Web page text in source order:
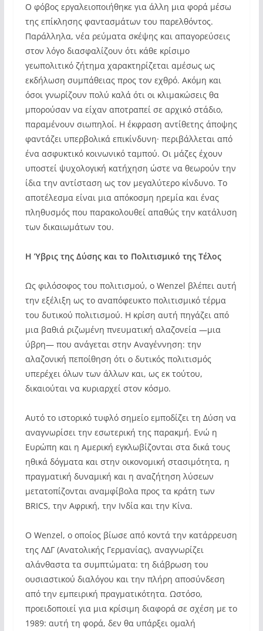
Ο φόβος εργαλειοποιήθηκε για άλλη μια φορά μέσω
της επίκλησης φαντασμάτων του παρελθόντος.
Παράλληλα, νέα ρεύματα σκέψης και απαγορεύσεις
στον λόγο διασφαλίζουν ότι κάθε κρίσιμο
γεωπολιτικό ζήτημα χαρακτηρίζεται αμέσως ως
εκδήλωση συμπάθειας προς τον εχθρό. Ακόμη και
όσοι γνωρίζουν πολύ καλά ότι οι κλιμακώσεις θα
μπορούσαν να είχαν αποτραπεί σε αρχικό στάδιο,
παραμένουν σιωπηλοί. Η έκφραση αντίθετης άποψης
φαντάζει υπερβολικά επικίνδυνη· περιβάλλεται από
ένα ασφυκτικό κοινωνικό ταμπού. Οι μάζες έχουν
υποστεί ψυχολογική κατήχηση ώστε να θεωρούν την
ίδια την αντίσταση ως τον μεγαλύτερο κίνδυνο. Το
αποτέλεσμα είναι μια απόκοσμη ηρεμία και ένας
πληθυσμός που παρακολουθεί απαθώς την κατάλυση
των δικαιωμάτων του.
Η Ύβρις της Δύσης και το Πολιτισμικό της Τέλος
Ως φιλόσοφος του πολιτισμού, ο Wenzel βλέπει αυτή
την εξέλιξη ως το αναπόφευκτο πολιτισμικό τέρμα
του δυτικού πολιτισμού. Η κρίση αυτή πηγάζει από
μια βαθιά ριζωμένη πνευματική αλαζονεία —μια
ύβρη— που ανάγεται στην Αναγέννηση: την
αλαζονική πεποίθηση ότι ο δυτικός πολιτισμός
υπερέχει όλων των άλλων και, ως εκ τούτου,
δικαιούται να κυριαρχεί στον κόσμο.
Αυτό το ιστορικό τυφλό σημείο εμποδίζει τη Δύση να
αναγνωρίσει την εσωτερική της παρακμή. Ενώ η
Ευρώπη και η Αμερική εγκλωβίζονται στα δικά τους
ηθικά δόγματα και στην οικονομική στασιμότητα, η
πραγματική δυναμική και η αναζήτηση λύσεων
μετατοπίζονται αναμφίβολα προς τα κράτη των
BRICS, την Αφρική, την Ινδία και την Κίνα.
Ο Wenzel, ο οποίος βίωσε από κοντά την κατάρρευση
της ΛΔΓ (Ανατολικής Γερμανίας), αναγνωρίζει
αλάνθαστα τα συμπτώματα: τη διάβρωση του
ουσιαστικού διαλόγου και την πλήρη αποσύνδεση
από την εμπειρική πραγματικότητα. Ωστόσο,
προειδοποιεί για μια κρίσιμη διαφορά σε σχέση με το
1989: αυτή τη φορά, δεν θα υπάρξει ομαλή